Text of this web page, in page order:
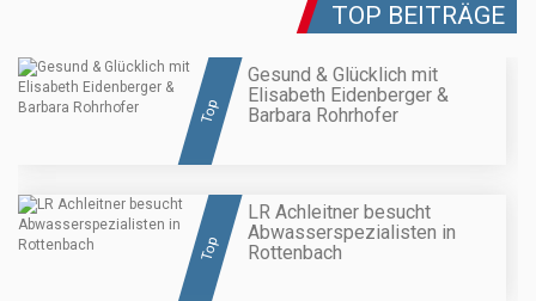
TOP BEITRÄGE
Top
Gesund & Glücklich mit
Elisabeth Eidenberger &
Barbara Rohrhofer
Top
LR Achleitner besucht
Abwasserspezialisten in
Rottenbach